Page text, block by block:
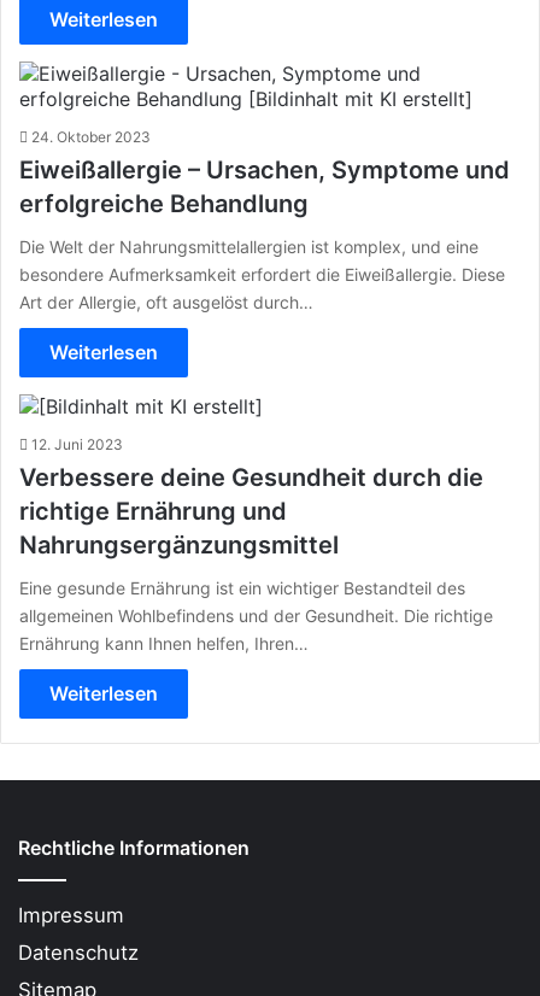
Weiterlesen
24. Oktober 2023
Eiweißallergie – Ursachen, Symptome und
erfolgreiche Behandlung
Die Welt der Nahrungsmittelallergien ist komplex, und eine
besondere Aufmerksamkeit erfordert die Eiweißallergie. Diese
Art der Allergie, oft ausgelöst durch…
Weiterlesen
12. Juni 2023
Verbessere deine Gesundheit durch die
richtige Ernährung und
Nahrungsergänzungsmittel
Eine gesunde Ernährung ist ein wichtiger Bestandteil des
allgemeinen Wohlbefindens und der Gesundheit. Die richtige
Ernährung kann Ihnen helfen, Ihren…
Weiterlesen
Rechtliche Informationen
Impressum
Datenschutz
Sitemap